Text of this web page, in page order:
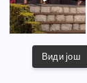
Види још